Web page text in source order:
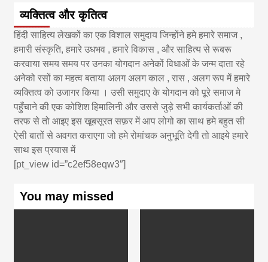
व्यक्तित्व और कृतित्व
हिंदी साहित्य लेखकों का एक विशाल समुदाय जिन्होंने हमे हमारे समाज ,
हमारी संस्कृति, हमारे उधभव , हमारे विकास , और साहित्य से रूबरू
करवाया समय समय पर उनका योगदान अनेकों विधाओं के जन्म दाता रहे
अनेको रसों का महत्व बताया अलग अलग काल , रास , अलग रूप में हमारे
व्यक्तित्व को उजागर किया । उसी समुदाए के योगदान को पूरे समाज मे
पहुँचाने की एक कोशिश हिमालिनी और उससे जुड़े सभी कार्यकर्ताओं की
तरफ से तो आइए इस खूबसूरत सफ़र में आप लोगो का साथ हमे बहुत सी
ऐसी बातों से अवगत कराएगा जो हमे रोमांचक अनुभूति देगी तो आइये हमारे
साथ इस प्रयास में
[pt_view id=”c2ef58eqw3″]
You may missed